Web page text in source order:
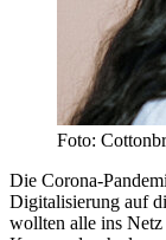
Foto:
Die Corona-
Digitalisierung auf
wollten alle ins